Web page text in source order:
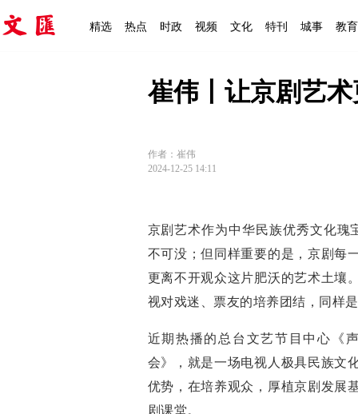
精选 热点 时政 视频 文化 特刊 城事 教育
崔伟丨让京剧艺
作者：崔伟
2024-12-25 14:11
京剧艺术作为中华民族优秀文化瑰
不可没；但同样重要的是，京剧每
更离不开观众这片肥沃的艺术土壤
视对戏迷、票友的培养团结，同样
近期热播的总台文艺节目中心《
会》，就是一场电视人极具民族文
优势，在培养观众，厚植京剧发展
剧课堂。